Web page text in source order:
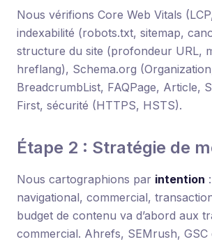
Nous vérifions Core Web Vitals
indexabilité (robots.txt, sitemap,
structure du site (profondeur URL,
hreflang), Schema.org
BreadcrumbList, FAQPage, Article,
First, sécurité (HTTPS, HSTS).
Étape 2 : Stratégie de
Nous cartographions par intention
navigational, commercial,
budget de contenu va d’abord aux
commercial. Ahrefs, SEMrush, GSC